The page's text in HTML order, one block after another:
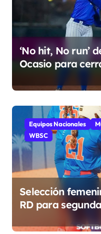
‘No hit, No run’
Ocasio para
Equipos Nacionales
WBSC
Selección
RD para